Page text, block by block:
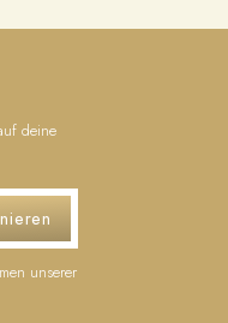
deine
unserer